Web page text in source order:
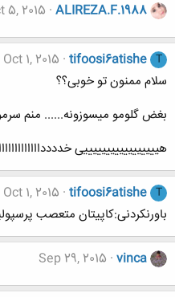
ALIREZA.F.1988
5, 2015
T
tifoosi6atishe
Oct 1, 2015
سلام ممنون تو خوبی؟؟
بغض گلومو میسوزونه...... منم
هیییییییییییییییییی
T
tifoosi6atishe
Oct 1, 2015
باورنکردنی:کاپیتان متعصب
vinca
Sep 29, 2015